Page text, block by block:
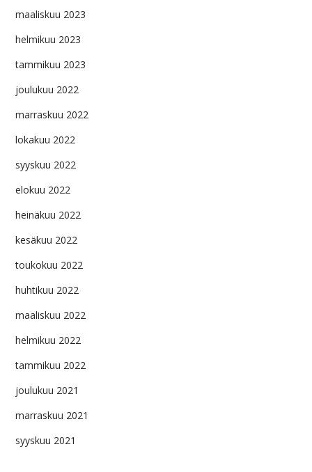
maaliskuu 2023
helmikuu 2023
tammikuu 2023
joulukuu 2022
marraskuu 2022
lokakuu 2022
syyskuu 2022
elokuu 2022
heinäkuu 2022
kesäkuu 2022
toukokuu 2022
huhtikuu 2022
maaliskuu 2022
helmikuu 2022
tammikuu 2022
joulukuu 2021
marraskuu 2021
syyskuu 2021